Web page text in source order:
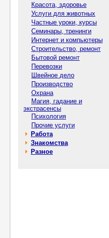
Красота, здоровье
Услуги для животных
Частные уроки, курсы
Семинары, тренинги
Интернет и компьютеры
Строительство, ремонт
Бытовой ремонт
Перевозки
Швейное дело
Производство
Охрана
Магия, гадание и
экстрасенсы
Психология
Прочие услуги
Работа
Знакомства
Разное